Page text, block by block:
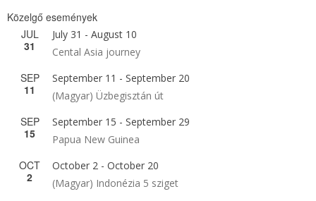
Közelgő események
JUL
31
July 31 - August 10
Cental Asia journey
SEP
11
September 11 - September 20
(Magyar) Üzbegisztán út
SEP
15
September 15 - September 29
Papua New Guinea
OCT
2
October 2 - October 20
(Magyar) Indonézia 5 sziget